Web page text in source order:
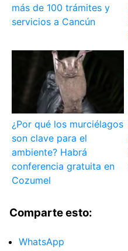
más de 100 trámites y
servicios a Cancún
¿Por qué los murciélagos
son clave para el
ambiente? Habrá
conferencia gratuita en
Cozumel
Comparte esto:
WhatsApp